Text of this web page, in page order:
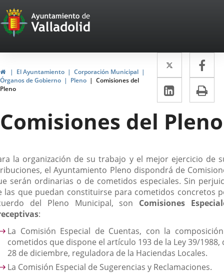
Portal
Web
del
Ayuntamiento
de
Valladolid
InicioEl Ayuntamiento
Corporación Municipal
Órganos de Gobierno
Pleno
Comisiones del
Pleno
Twitter
Enlace
a
una
externa.
a
LinkedIn
Enlace
a
una
externa.
Comisiones del Pleno
la organización de su trabajo y el mejor ejercicio de
el Ayuntamiento Pleno dispondrá de
serán ordinarias o de cometidos especiales. Sin
las que puedan constituirse para cometidos concretos
del Pleno Municipal, son Comisiones
:
La Comisión Especial de Cuentas, con la
cometidos que dispone el artículo 193 de la Ley 39/1988,
28 de diciembre, reguladora de la Haciendas Locales.
La Comisión Especial de Sugerencias y Reclamaciones.